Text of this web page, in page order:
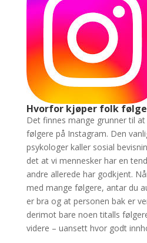
Hvorfor kjøper folk
Det finnes mange grunner til
følgere på Instagram. Den
psykologer kaller sosial
det at vi mennesker har en
andre allerede har godkjent.
med mange følgere, antar du
er bra og at personen bak er
derimot bare noen titalls
videre – uansett hvor godt